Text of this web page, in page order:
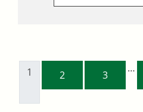
1 2 3
…